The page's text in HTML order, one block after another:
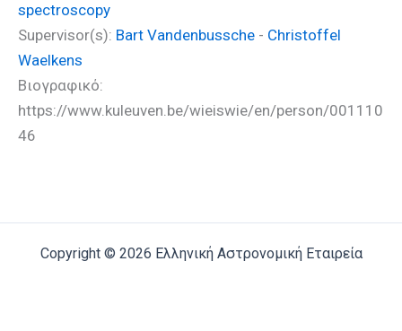
spectroscopy
Supervisor(s): Bart Vandenbussche - Christoffel
Waelkens
Βιογραφικό:
https://www.kuleuven.be/wieiswie/en/person/001110
46
Copyright © 2026 Ελληνική Αστρονομική Εταιρεία